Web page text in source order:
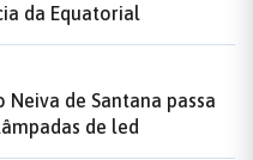
da Equatorial
de Santana passa
de led